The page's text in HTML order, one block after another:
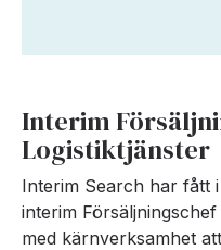
Interim
Logistiktjänster
Interim Search har fått
interim
med kärnverksamhet